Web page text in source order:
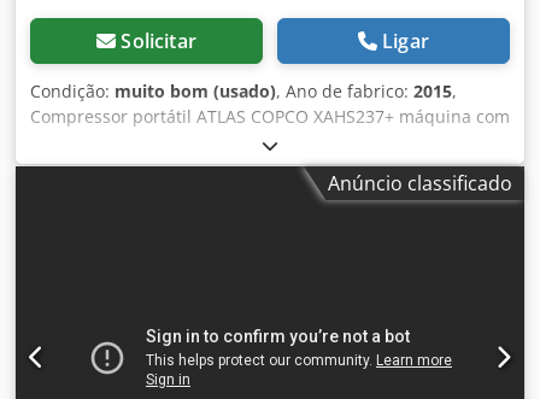
Solicitar Ligar
Condição: muito bom (usado), Ano de fabrico: 2015,
Compressor portátil ATLAS COPCO XAHS237+ máquina com
pós-resfriador, após manutenção completa Dados
técnicos: capacidade 14,20 m3/min; pressão de trabalho
12 bar; ano de fabricação 2015; Dsdjy S T N Njpfx Ag Eock
Anúncio classificado